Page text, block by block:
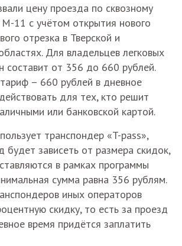
цену проезда по сквозному
М-11 с учётом открытия нового
отрезка в Тверской и
Для владельцев легковых
составит от 356 до 660 рублей.
– 660 рублей в дневное
для тех, кто решит
или банковской картой.
транспондер «T-pass»,
будет зависеть от размера скидок,
в рамках программы
сумма равна 356 рублям.
иных операторов
скидку, то есть за проезд
время придётся заплатить